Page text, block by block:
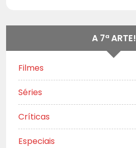
A 7ª ARTE!
Filmes
Séries
Críticas
Especiais